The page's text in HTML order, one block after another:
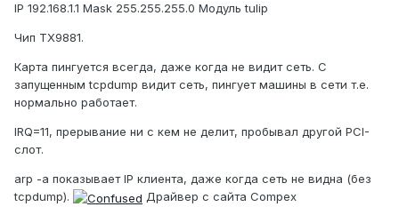
IP 192.168.1.1 Mask 255.255.255.0 Модуль tulip
Чип TX9881.
Карта пингуется всегда, даже когда не видит сеть. С
запущенным tcpdump видит сеть, пингует машины в сети т.е.
нормально работает.
IRQ=11, прерывание ни с кем не делит, пробывал другой PCI-
слот.
arp -a показывает IP клиента, даже когда сеть не видна (без
tcpdump).
Драйвер с сайта Compex